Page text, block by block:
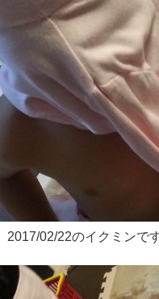
2017/02/22のイクミンで